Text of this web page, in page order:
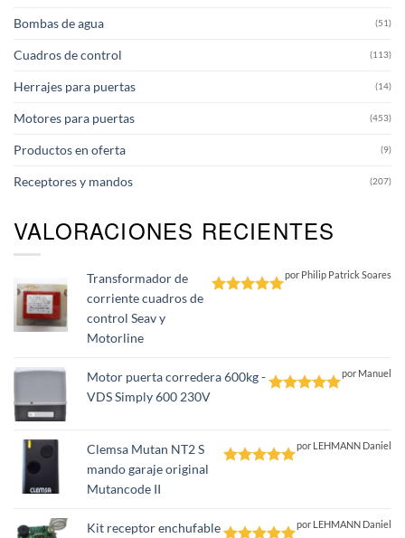
Bombas de agua (51)
Cuadros de control (113)
Herrajes para puertas (14)
Motores para puertas (453)
Productos en oferta (9)
Receptores y mandos (207)
VALORACIONES RECIENTES
Transformador de
corriente cuadros de
control Seav y
Motorline
por Philip Patrick Soares
Motor puerta corredera 600kg -
VDS Simply 600 230V
por Manuel
Clemsa Mutan NT2 S
mando garaje original
Mutancode II
por LEHMANN Daniel
Kit receptor enchufable
por LEHMANN Daniel